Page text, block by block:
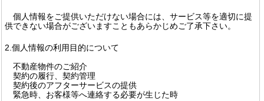
個人情報をご提供いただけない場合には、サービス等を適切に提
供できない場合がございますこともあらかじめご了承下さい。
2.個人情報の利用目的について
不動産物件のご紹介
契約の履行、契約管理
契約後のアフターサービスの提供
緊急時、お客様等へ連絡する必要が生じた時